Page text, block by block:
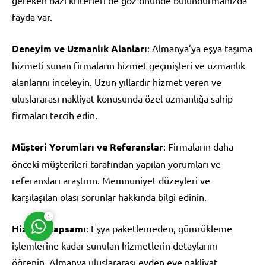
fayda var.
Deneyim ve Uzmanlık Alanları: Almanya’ya eşya taşıma
hizmeti sunan firmaların hizmet geçmişleri ve uzmanlık
alanlarını inceleyin. Uzun yıllardır hizmet veren ve
uluslararası nakliyat konusunda özel uzmanlığa sahip
firmaları tercih edin.
Müşteri Yorumları ve Referanslar: Firmaların daha
önceki müşterileri tarafından yapılan yorumları ve
referansları araştırın. Memnuniyet düzeyleri ve
karşılaşılan olası sorunlar hakkında bilgi edinin.
Hizmet Kapsamı: Eşya paketlemeden, gümrükleme
işlemlerine kadar sunulan hizmetlerin detaylarını
öğrenin. Almanya uluslararası evden eve nakliyat
Müşteri Temsilcisi
Cevap Yaz
1